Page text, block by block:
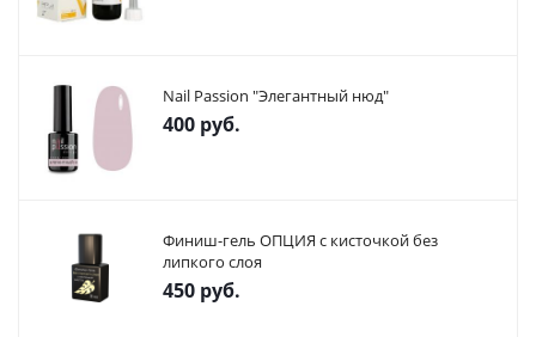
Nail Passion "Элегантный нюд"
400 руб.
Финиш-гель ОПЦИЯ с кисточкой без
липкого слоя
450 руб.